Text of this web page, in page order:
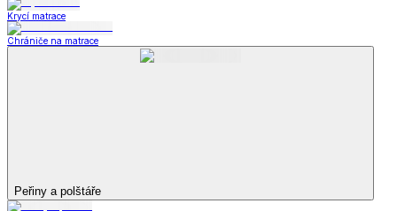
Krycí matrace
Chrániče na matrace
Peřiny a polštáře